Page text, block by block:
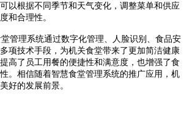
以根据不同季节和天气变化，调整菜单和供应
和合理性。
管理系统通过数字化管理、人脸识别、 食品安
项技术手段，为机关食堂带来了更加简洁健康
高了员工用餐的便捷性和满意度，也增强了食
。相信随着智慧食堂管理系统的推广应用，机
好的发展前景。